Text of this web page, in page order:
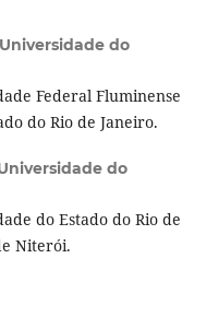
Universidade do
Federal Fluminense
do Rio de Janeiro.
do
do Estado do Rio de
Niterói.